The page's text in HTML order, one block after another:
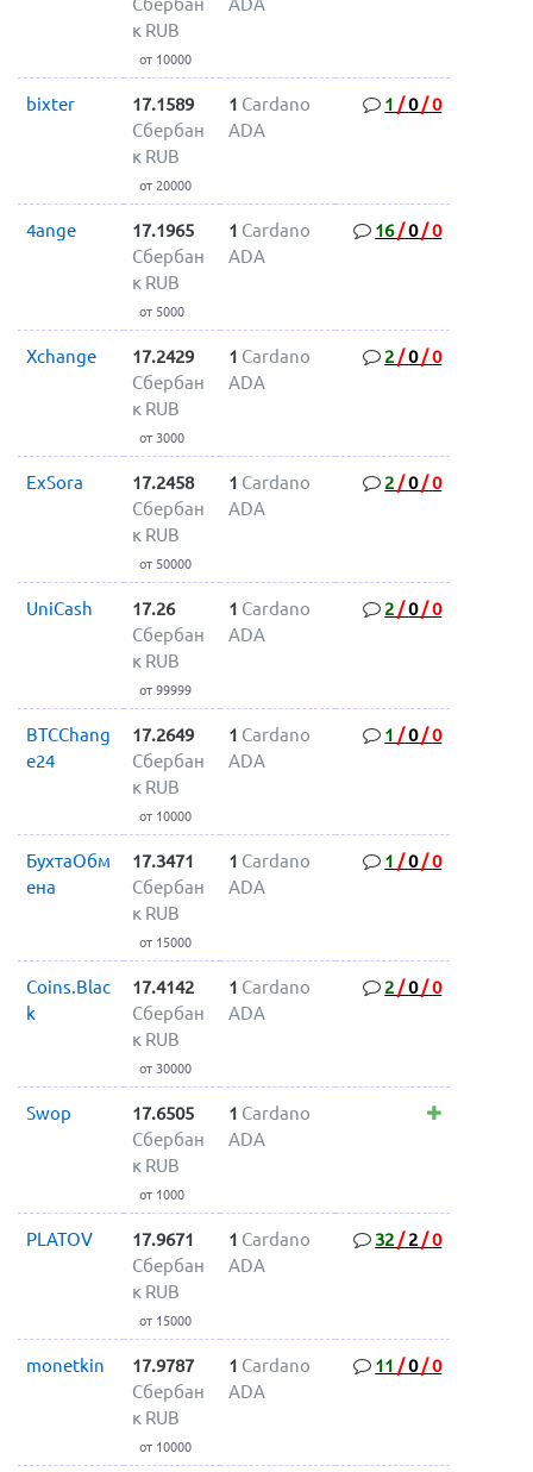
Сбербан
к RUB
от 10000
ADA
bixter
17.1589
Сбербан
к RUB
от 20000
1 Cardano
ADA
1 /0/0
4ange
17.1965
Сбербан
к RUB
от 5000
1 Cardano
ADA
16/0/0
Xchange
17.2429
Сбербан
к RUB
от 3000
1 Cardano
ADA
2 /0/0
ExSora
17.2458
Сбербан
к RUB
от 50000
1 Cardano
ADA
2 /0/0
UniCash
17.26
Сбербан
к RUB
от 99999
1 Cardano
ADA
2 /0/0
BTCChang
e24
17.2649
Сбербан
к RUB
от 10000
1 Cardano
ADA
1 /0/0
БухтаОбм
ена
17.3471
Сбербан
к RUB
от 15000
1 Cardano
ADA
1 /0/0
Coins.Blac
k
17.4142
Сбербан
к RUB
от 30000
1 Cardano
ADA
2 /0/0
Swop
17.6505
Сбербан
к RUB
от 1000
1 Cardano
ADA
PLATOV
17.9671
Сбербан
к RUB
от 15000
1 Cardano
ADA
32 / 2 /0
monetkin
17.9787
Сбербан
к RUB
от 10000
1 Cardano
ADA
11 /0/0